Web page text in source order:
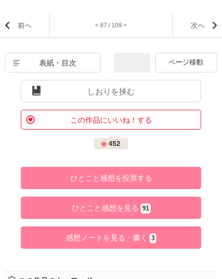
前へ < 87 / 109 > 次へ
表紙・目次
しおりを挟む
この作品にいいね！する
452
ひとこと感想を投票する
ひとこと感想を見る 91
感想ノートを見る・書く 3